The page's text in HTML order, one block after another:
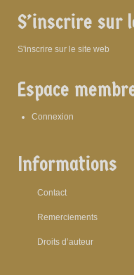
S’inscrire sur
S'inscrire sur le site web
Espace
Connexion
Informations
Contact
Remerciements
Droits d’auteur